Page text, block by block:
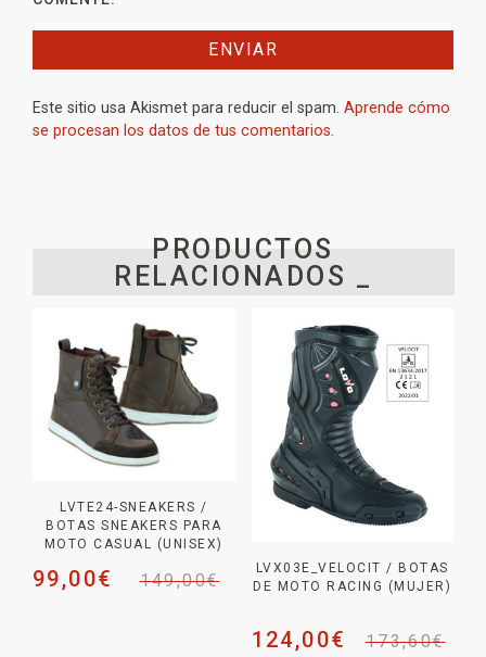
Este sitio usa Akismet para reducir el spam. Aprende cómo
se procesan los datos de tus comentarios.
PRODUCTOS
RELACIONADOS _
LVTE24-SNEAKERS /
BOTAS SNEAKERS PARA
MOTO CASUAL (UNISEX)
149,00€
99,00€
LVX03E_VELOCIT / BOTAS
DE MOTO RACING (MUJER)
173,60€
124,00€